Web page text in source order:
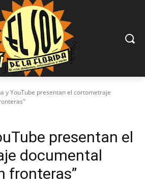
y YouTube presentan el cortometraje
presentan el
documental
fronteras”